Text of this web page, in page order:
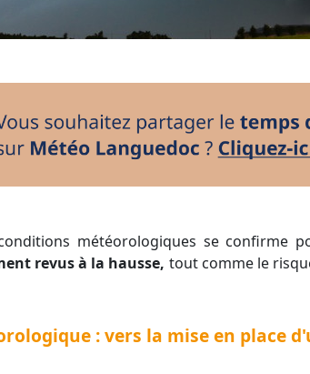
revus à la hausse, tout comme le
: vers la mise en place